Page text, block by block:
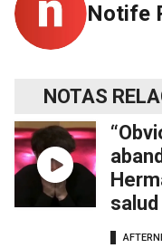
Notife
NOTAS